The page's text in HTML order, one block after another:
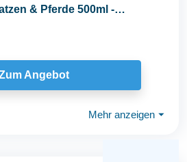
& Pferde 500ml -
Angebot
Mehr anzeigen ⏷